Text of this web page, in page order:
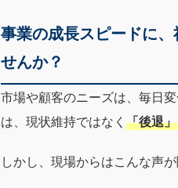
事業の成長スピードに
せんか？
市場や顧客のニーズは、毎日
は、現状維持ではなく 「後退
しかし、現場からはこんな声